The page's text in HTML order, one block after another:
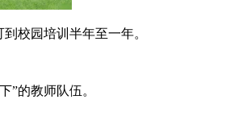
校园培训半年至一年。
的教师队伍。